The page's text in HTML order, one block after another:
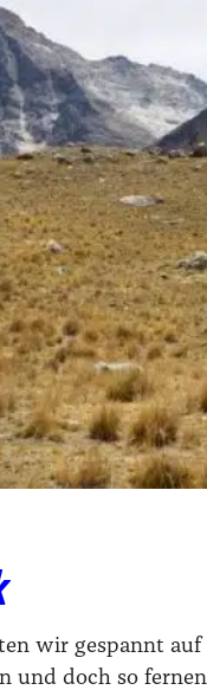
wir gespannt auf
und doch so